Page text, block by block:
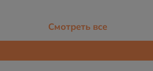
Смотреть все